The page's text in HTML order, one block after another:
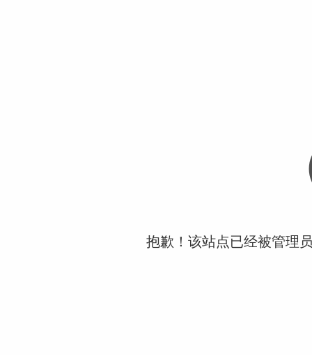
抱歉！该站点已经被管理